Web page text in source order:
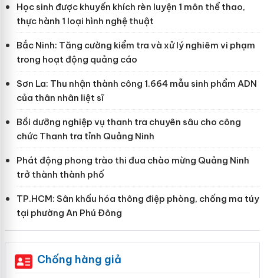
Học sinh được khuyến khích rèn luyện 1 môn thể thao,
thực hành 1 loại hình nghệ thuật
Bắc Ninh: Tăng cường kiểm tra và xử lý nghiêm vi phạm
trong hoạt động quảng cáo
Sơn La: Thu nhận thành công 1.664 mẫu sinh phẩm ADN
của thân nhân liệt sĩ
Bồi dưỡng nghiệp vụ thanh tra chuyên sâu cho công
chức Thanh tra tỉnh Quảng Ninh
Phát động phong trào thi đua chào mừng Quảng Ninh
trở thành thành phố
TP.HCM: Sân khấu hóa thông điệp phòng, chống ma túy
tại phường An Phú Đông
Chống hàng giả